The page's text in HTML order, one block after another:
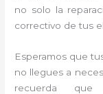
no solo la
correctivo de tus
Esperamos que
no llegues a
recuerda que